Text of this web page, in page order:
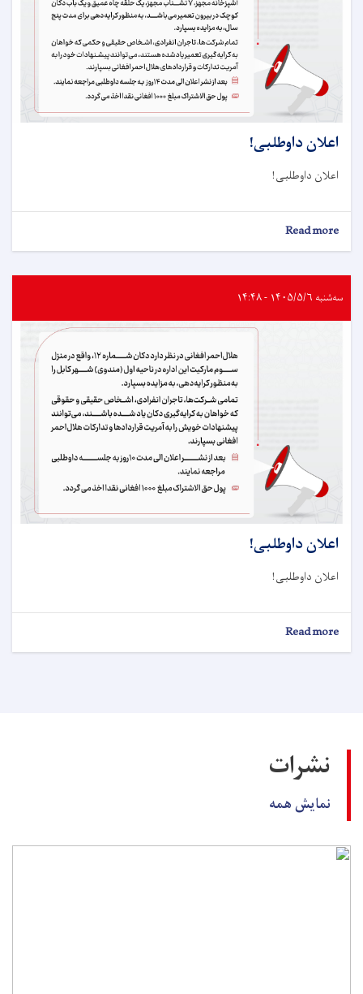
اعلان داوطلبی!
اعلان داوطلبی!
Read more
اعلان
سه‌شنبه ۱۴۰۵/۵/۶ - ۱۴:۴۸
اعلان داوطلبی!
اعلان داوطلبی!
Read more
اعلان
نشرات
نمایش همه